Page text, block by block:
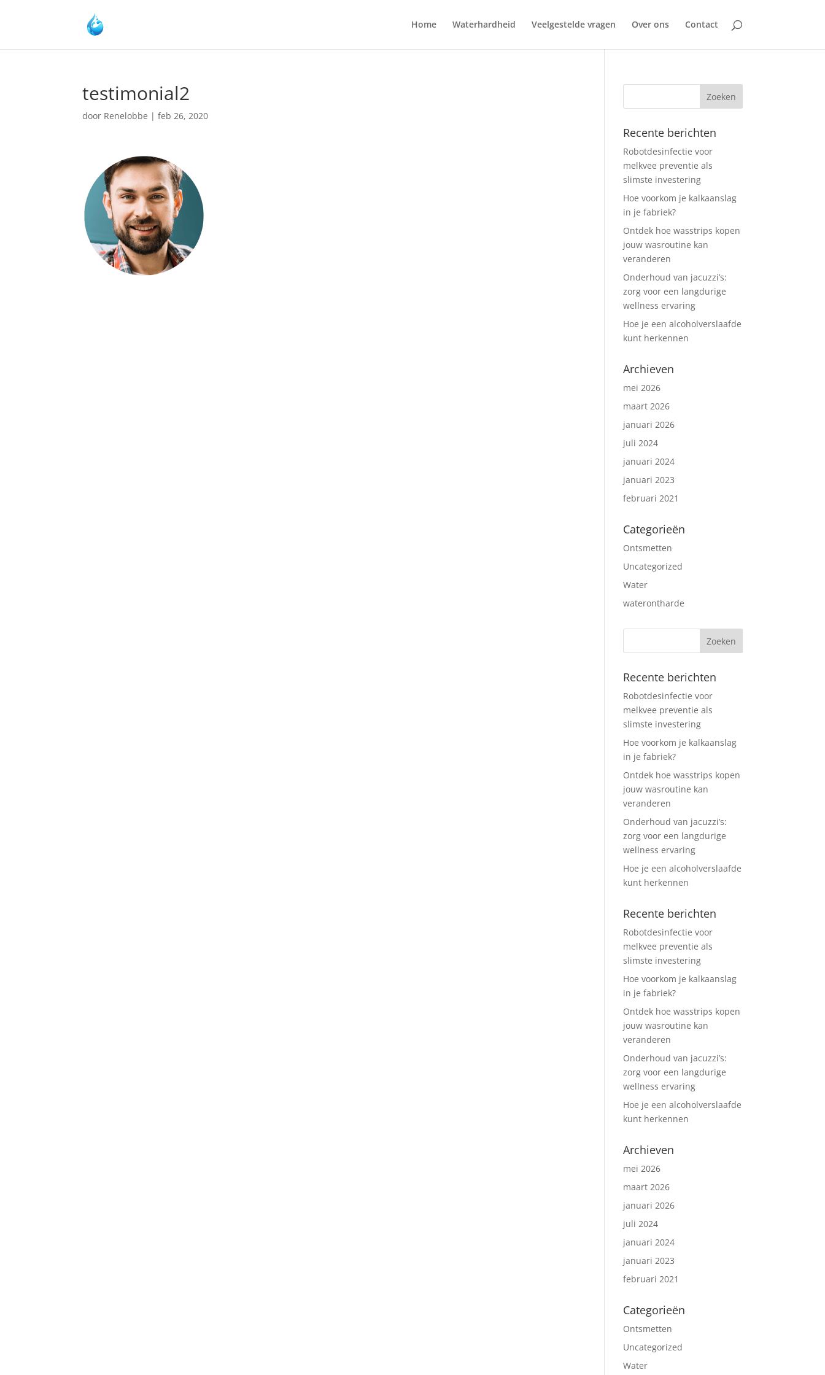
Home Waterhardheid Veelgestelde vragen Over ons Contact
testimonial2
door Renelobbe |feb 26, 2020
Recente berichten
Robotdesinfectie voor
melkvee preventie als
slimste investering
Hoe voorkom je kalkaanslag
in je fabriek?
Ontdek hoe wasstrips kopen
jouw wasroutine kan
veranderen
Onderhoud van jacuzzi’s:
zorg voor een langdurige
wellness ervaring
Hoe je een alcoholverslaafde
kunt herkennen
Archieven
mei 2026
maart 2026
januari 2026
juli 2024
januari 2024
januari 2023
februari 2021
Categorieën
Ontsmetten
Uncategorized
Water
waterontharde
Recente berichten
Robotdesinfectie voor
melkvee preventie als
slimste investering
Hoe voorkom je kalkaanslag
in je fabriek?
Ontdek hoe wasstrips kopen
jouw wasroutine kan
veranderen
Onderhoud van jacuzzi’s:
zorg voor een langdurige
wellness ervaring
Hoe je een alcoholverslaafde
kunt herkennen
Recente berichten
Robotdesinfectie voor
melkvee preventie als
slimste investering
Hoe voorkom je kalkaanslag
in je fabriek?
Ontdek hoe wasstrips kopen
jouw wasroutine kan
veranderen
Onderhoud van jacuzzi’s:
zorg voor een langdurige
wellness ervaring
Hoe je een alcoholverslaafde
kunt herkennen
Archieven
mei 2026
maart 2026
januari 2026
juli 2024
januari 2024
januari 2023
februari 2021
Categorieën
Ontsmetten
Uncategorized
Water